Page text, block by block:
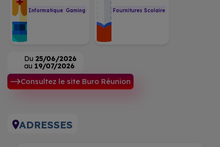
Informatique Gaming Fournitures Scolaire
Du 25/06/2026
au 19/07/2026
Consultez le site Buro Réunion
ADRESSES